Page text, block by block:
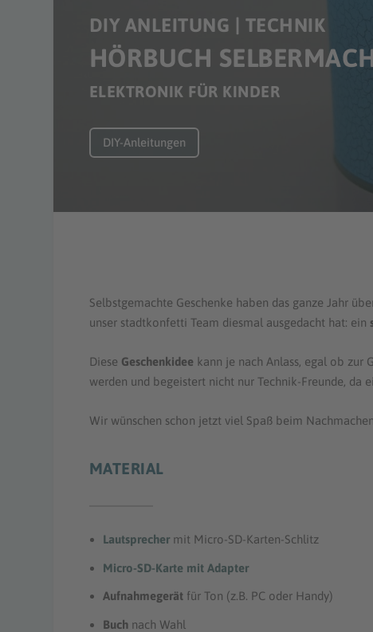
DIY ANLEITUNG | TECHNIK
HÖRBUCH
ELEKTRONIK FÜR KINDER
DIY-Anleitungen
Selbstgemachte Geschenke haben das ganze Jahr
unser stadtkonfetti Team diesmal ausgedacht hat: ein
Diese Geschenkidee kann je nach Anlass, egal ob
werden und begeistert nicht nur Technik-Freunde,
Wir wünschen schon jetzt viel Spaß beim
MATERIAL
Lautsprecher mit Micro-SD-Karten-Schlitz
Micro-SD-Karte mit Adapter
Aufnahmegerät für Ton (z.B. PC oder Handy)
Buch nach Wahl